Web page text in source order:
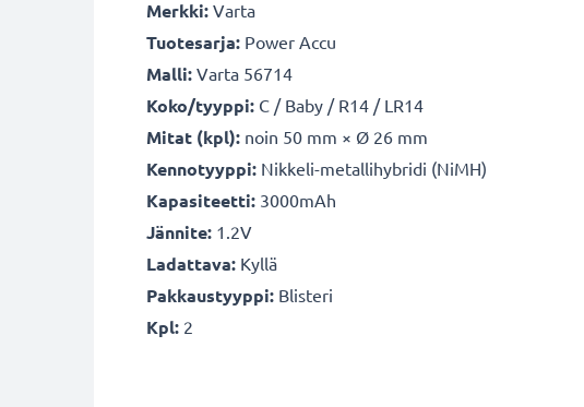
Merkki: Varta
Tuotesarja: Power Accu
Malli: Varta 56714
Koko/tyyppi: C / Baby / R14 / LR14
Mitat (kpl): noin 50 mm × Ø 26 mm
Kennotyyppi: Nikkeli-metallihybridi (NiMH)
Kapasiteetti: 3000mAh
Jännite: 1.2V
Ladattava: Kyllä
Pakkaustyyppi: Blisteri
Kpl: 2